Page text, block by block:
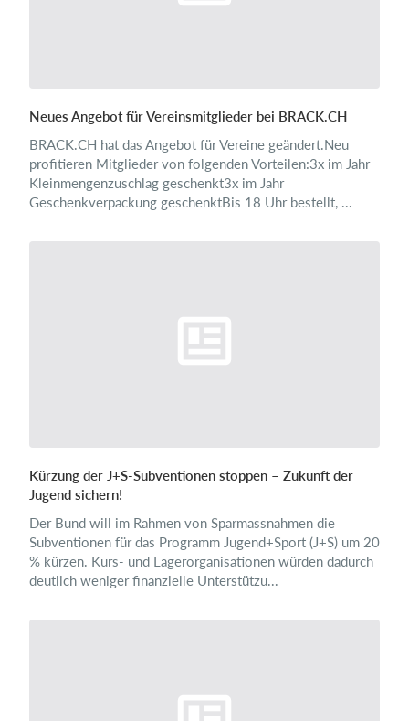
Neues Angebot für Vereinsmitglieder bei BRACK.CH
BRACK.CH hat das Angebot für Vereine geändert.Neu
profitieren Mitglieder von folgenden Vorteilen:3x im Jahr
Kleinmengenzuschlag geschenkt3x im Jahr
Geschenkverpackung geschenktBis 18 Uhr bestellt, ...
Kürzung der J+S-Subventionen stoppen – Zukunft der
Jugend sichern!
Der Bund will im Rahmen von Sparmassnahmen die
Subventionen für das Programm Jugend+Sport (J+S) um 20
% kürzen. Kurs- und Lagerorganisationen würden dadurch
deutlich weniger finanzielle Unterstützu...